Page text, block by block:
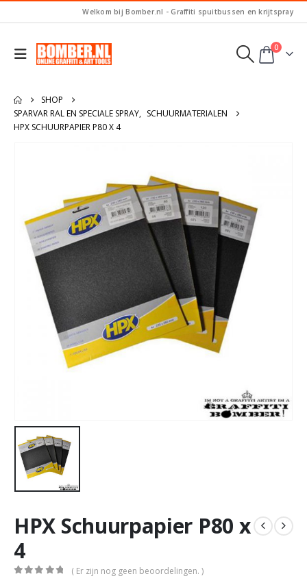
Welkom bij Bomber.nl - Graffiti spuitbussen en krijtspray
0
SHOP
SPARVAR RAL EN SPECIALE SPRAY, SCHUURMATERIALEN
HPX SCHUURPAPIER P80 X 4
HPX Schuurpapier P80 x
4
( Er zijn nog geen beoordelingen. )